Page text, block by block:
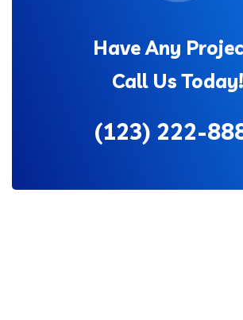
Have Any
Call Us Today!
(123) 222-